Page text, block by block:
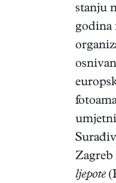
stanju
godina
ljepote